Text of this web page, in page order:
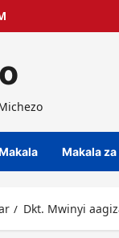
Makala
Dkt. Mwinyi